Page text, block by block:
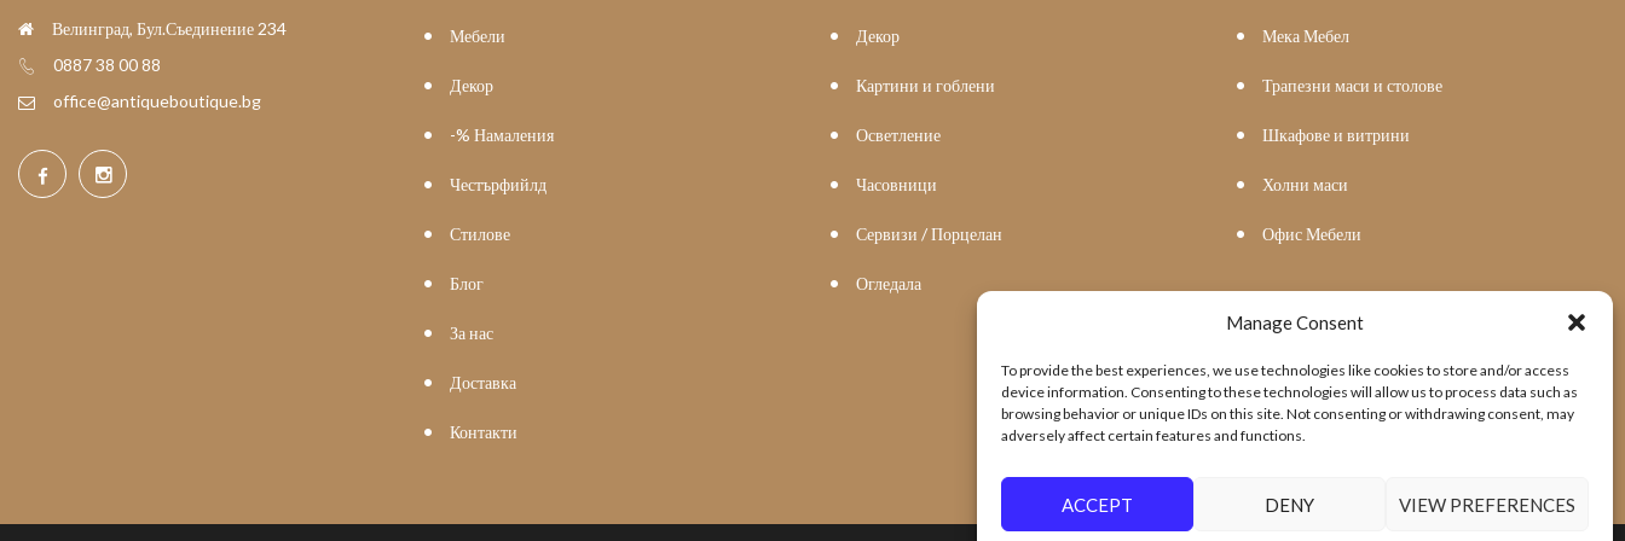
Manage Consent
To provide the best experiences, we use technologies like cookies to store and/or access
device information. Consenting to these technologies will allow us to process data such as
browsing behavior or unique IDs on this site. Not consenting or withdrawing consent, may
adversely affect certain features and functions.
ACCEPT DENY VIEW PREFERENCES
Велинград, Бул.Съединение 234
0887 38 00 88
office@antiqueboutique.bg
Мебели
Декор
-% Намаления
Честърфийлд
Стилове
Блог
За нас
Доставка
Контакти
Декор
Картини и гоблени
Осветление
Часовници
Сервизи / Порцелан
Огледала
Мека Мебел
Трапезни маси и столове
Шкафове и витрини
Холни маси
Офис Мебели